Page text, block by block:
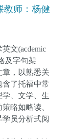
教师：杨健
文(acdemic
及字句架
，以熟悉关
了托福中常
学、文学、生
略如略读、
员分析式阅